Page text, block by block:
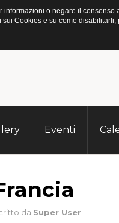
Eventi
da Super User
o negare il
Cookies e su come disabilitarli,